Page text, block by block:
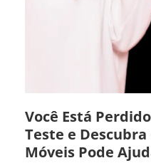
Você Está
Teste e
Móveis Pode